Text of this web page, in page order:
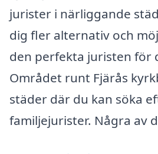
jurister i närliggande
dig fler alternativ och
den perfekta juristen för
Området runt Fjärås
städer där du kan söka
familjejurister. Några av